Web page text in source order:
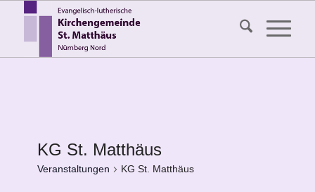
KG St. Matthäus
Veranstaltungen KG St. Matthäus